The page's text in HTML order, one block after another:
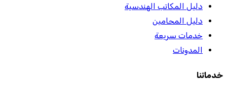
دليل المكاتب الهندسية
دليل المحامين
خدمات سريعة
المدونات
خدماتنا